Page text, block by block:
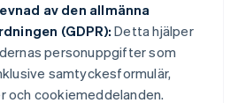
av den allmänna
(GDPR): Detta hjälper
personuppgifter som
samtyckesformulär,
cookiemeddelanden.